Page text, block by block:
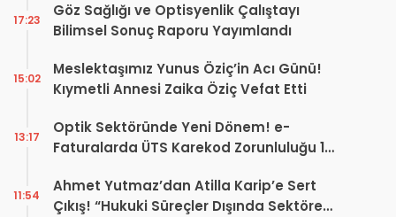
Göz Sağlığı ve Optisyenlik Çalıştayı
Bilimsel Sonuç Raporu Yayımlandı
17:23
Meslektaşımız Yunus Öziç’in Acı Günü!
Kıymetli Annesi Zaika Öziç Vefat Etti
15:02
Optik Sektöründe Yeni Dönem! e-
Faturalarda ÜTS Karekod Zorunluluğu 1
13:17
Ahmet Yutmaz’dan Atilla Karip’e Sert
Çıkış! “Hukuki Süreçler Dışında Sektöre
11:54